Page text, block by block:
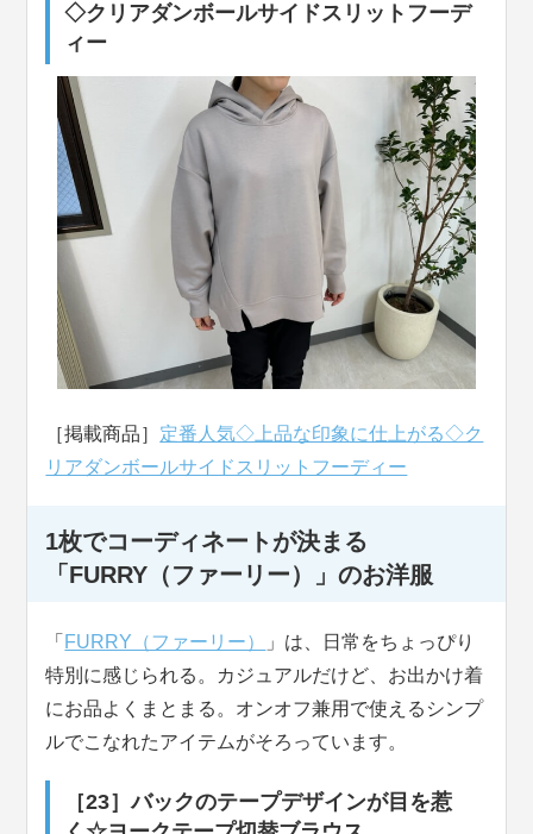
◇クリアダンボールサイドスリットフーデ
ィー
［掲載商品］ 定番人気◇上品な印象に仕上がる◇ク
リアダンボールサイドスリットフーディー
1枚でコーディネートが決まる
「FURRY（ファーリー）」のお洋服
「 FURRY（ファーリー）
」は、日常をちょっぴり
特別に感じられる。カジュアルだけど、お出かけ着
にお品よくまとまる。オンオフ兼用で使えるシンプ
ルでこなれたアイテムがそろっています。
［23］バックのテープデザインが目を惹